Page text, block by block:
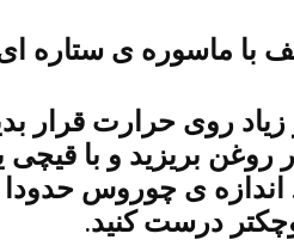
با ماسوره ی ستاره ای
روی حرارت قرار
بریزید و با قیچی
درست کنید.